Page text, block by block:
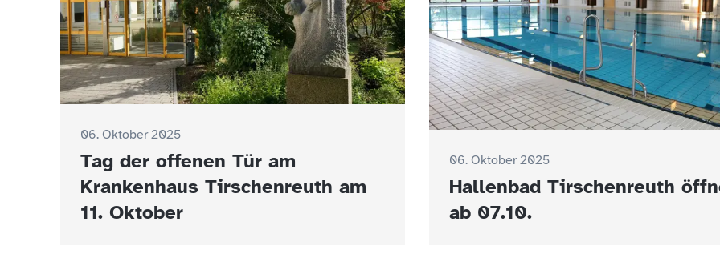
06. Oktober 2025
Tag der offenen Tür am
Krankenhaus Tirschenreuth am
11. Oktober
06. Oktober 2025
Hallenbad Tirschenreuth
ab 07.10.